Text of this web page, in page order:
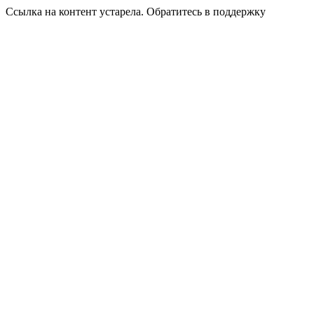
Ссылка на контент устарела. Обратитесь в поддержку